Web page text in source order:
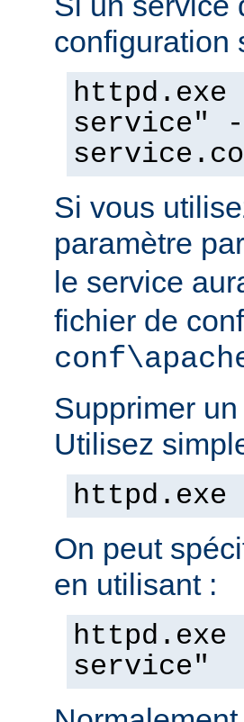
configuration
service"
Si vous
paramètre
le service
fichier de
Supprimer
Utilisez
On peut
en utilisant :
service"